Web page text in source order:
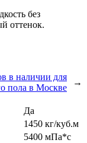
без
оттенок.
в наличии для
пола в Москве
→
Да
1450 кг/куб.м
5400 мПа*с